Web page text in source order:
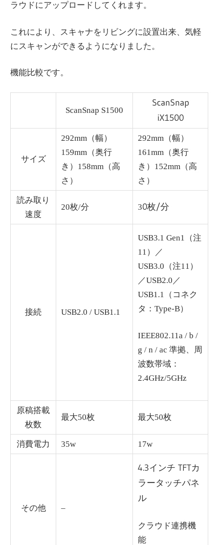
ラウドにアップロードしてくれます。
これにより、スキャナをリビングに設置出来、気軽
にスキャンができるようになりました。
機能比較です。
ScanSnap S1500
ScanSnap
iX1500
サイズ
292mm（幅）
159mm（奥行
き）158mm（高
さ）
292mm（幅）
161mm（奥行
き）152mm（高
さ）
読み取り
速度
20枚/分 30枚/分
接続 USB2.0 / USB1.1
USB3.1 Gen1（注
11）／
USB3.0（注11）
／USB2.0／
USB1.1（コネク
タ：Type-B）
IEEE802.11a / b /
g / n / ac 準拠、周
波数帯域：
2.4GHz/5GHz
原稿搭載
枚数
最大50枚 最大50枚
消費電力 35w 17w
その他 –
4.3インチ TFTカ
ラータッチパネ
ル
クラウド連携機
能